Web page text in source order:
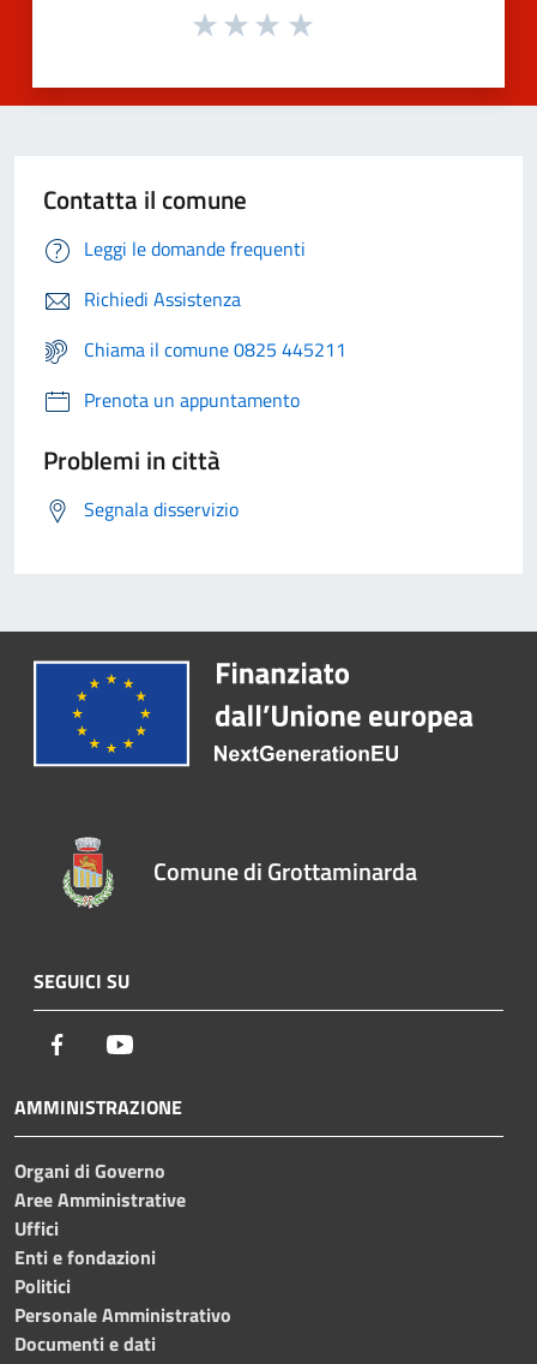
Contatta il comune
Leggi le domande frequenti
Richiedi Assistenza
Chiama il comune 0825 445211
Prenota un appuntamento
Problemi in città
Segnala disservizio
Comune di Grottaminarda
SEGUICI SU
Facebook
AMMINISTRAZIONE
Organi di Governo
Aree Amministrative
Uffici
Enti e fondazioni
Politici
Personale Amministrativo
Documenti e dati